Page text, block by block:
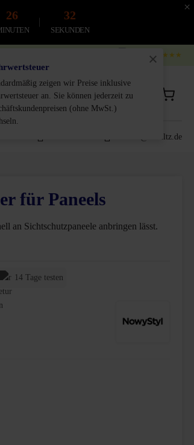
×
26 31
SEKUNDEN
★★★★★
Geschäftskunde
Exkl. MwSt.
service@schultz.de
für Paneels
an Sichtschutzpaneele anbringen lässt.
14 Tage testen
zeigen wir Preise inklusive
an. Sie können jederzeit zu
(ohne MwSt.)